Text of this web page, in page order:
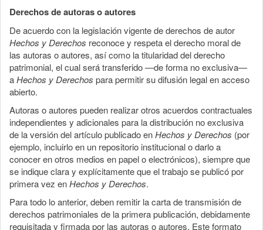
Derechos de autoras o autores
De acuerdo con la legislación vigente de derechos de autor
Hechos y Derechos reconoce y respeta el derecho moral de
las autoras o autores, así como la titularidad del derecho
patrimonial, el cual será transferido —de forma no exclusiva—
aHechos y Derechos para permitir su difusión legal en acceso
abierto.
Autoras o autores pueden realizar otros acuerdos contractuales
independientes y adicionales para la distribución no exclusiva
de la versión del artículo publicado enHechos y Derechos (por
ejemplo, incluirlo en un repositorio institucional o darlo a
conocer en otros medios en papel o electrónicos), siempre que
se indique clara y explícitamente que el trabajo se publicó por
primera vez enHechos y Derechos.
Para todo lo anterior, deben remitir la carta de transmisión de
derechos patrimoniales de la primera publicación, debidamente
requisitada y firmada por las autoras o autores. Este formato